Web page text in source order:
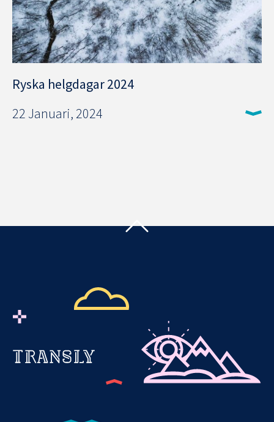
Ryska helgdagar 2024
22 Januari, 2024